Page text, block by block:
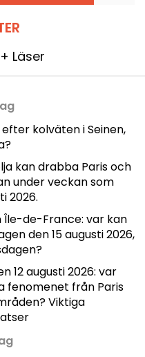
+ Läser
kolväten i Seinen,
kan drabba Paris och
under veckan som
2026.
Île-de-France: var kan
den 15 augusti 2026,
12 augusti 2026: var
fenomenet från Paris
Viktiga